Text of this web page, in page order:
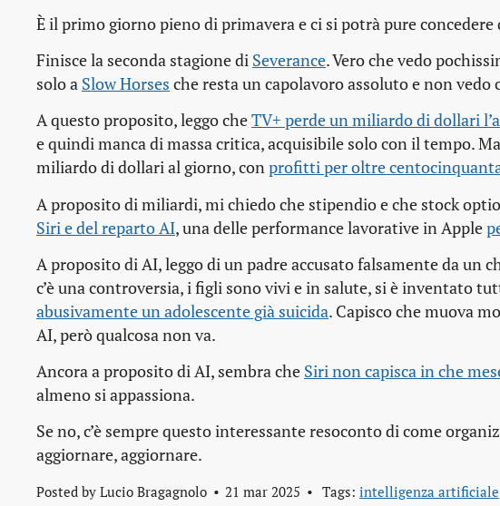
È il primo giorno pieno di primavera e ci si potrà pure concedere
Finisce la seconda stagione di Severance. Vero che vedo
solo a Slow Horses che resta un capolavoro assoluto e non
A questo proposito, leggo cheTV+ perde un miliardo di dollari
e quindi manca di massa critica, acquisibile solo con il tempo.
miliardo di dollari al giorno, conprofitti per oltre
A proposito di miliardi, mi chiedo che stipendio e che stock
Siri e del reparto AI, una delle performance lavorative in Apple
A proposito di AI, leggo di un padre accusato falsamente da un
c’è una controversia, i figli sono vivi e in salute, si è inventato
abusivamente un adolescente già suicida. Capisco che muova
AI, però qualcosa non va.
Ancora a proposito di AI, sembra che Siri non capisca in che
almeno si appassiona.
Se no, c’è sempre questo interessante resoconto di come
aggiornare, aggiornare.
Posted by Lucio Bragagnolo 21 mar 2025 Tags: intelligenza artificiale